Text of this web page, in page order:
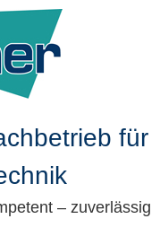
für
– zuverlässig